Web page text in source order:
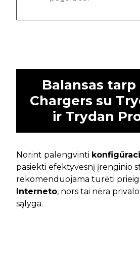
Balansas tarp
Chargers su
ir Trydan
Norint palengvinti
pasiekti efektyvesnį įrenginio
rekomenduojama turėti
Interneto, nors tai nėra
sąlyga.